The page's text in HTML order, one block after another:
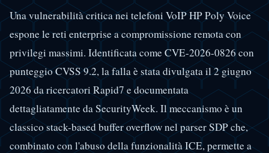
Una vulnerabilità critica nei telefoni VoIP HP Poly Voice
espone le reti enterprise a compromissione remota con
privilegi massimi. Identificata come CVE-2026-0826 con
punteggio CVSS 9.2, la falla è stata divulgata il 2 giugno
2026 da ricercatori Rapid7 e documentata
dettagliatamente da SecurityWeek. Il meccanismo è un
classico stack-based buffer overflow nel parser SDP che,
combinato con l'abuso della funzionalità ICE, permette a